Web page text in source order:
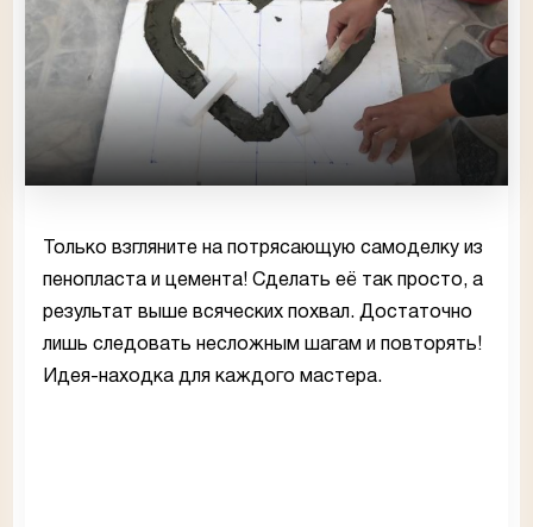
Только взгляните на потрясающую самоделку из
пенопласта и цемента! Сделать её так просто, а
результат выше всяческих похвал. Достаточно
лишь следовать несложным шагам и повторять!
Идея-находка для каждого мастера.